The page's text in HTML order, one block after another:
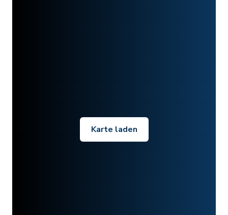
Karte laden